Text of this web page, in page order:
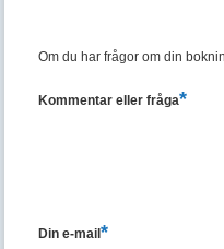
Om du har frågor om din
Kommentar eller fråga*
Din e-mail*